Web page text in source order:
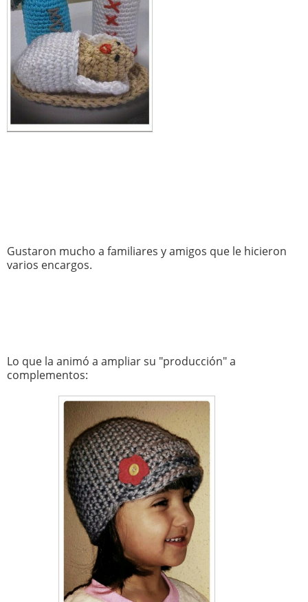
Gustaron mucho a familiares y amigos que le hicieron
varios encargos.
Lo que la animó a ampliar su "producción" a
complementos: